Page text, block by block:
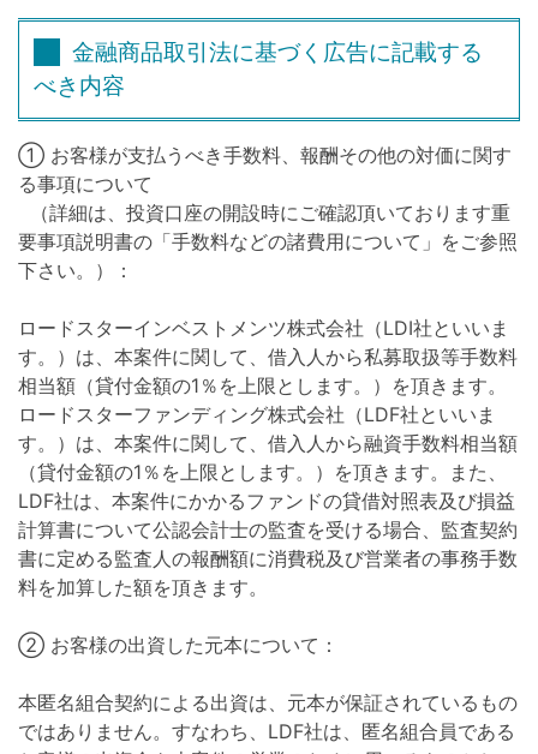
金融商品取引法に基づく広告に記載する
べき内容
① お客様が支払うべき手数料、報酬その他の対価に関す
る事項について
（詳細は、投資口座の開設時にご確認頂いております重
要事項説明書の「手数料などの諸費用について」をご参照
下さい。）：
ロードスターインベストメンツ株式会社（LDI社といいま
す。）は、本案件に関して、借入人から私募取扱等手数料
相当額（貸付金額の1％を上限とします。）を頂きます。
ロードスターファンディング株式会社（LDF社といいま
す。）は、本案件に関して、借入人から融資手数料相当額
（貸付金額の1％を上限とします。）を頂きます。また、
LDF社は、本案件にかかるファンドの貸借対照表及び損益
計算書について公認会計士の監査を受ける場合、監査契約
書に定める監査人の報酬額に消費税及び営業者の事務手数
料を加算した額を頂きます。
② お客様の出資した元本について：
本匿名組合契約による出資は、元本が保証されているもの
ではありません。すなわち、LDF社は、匿名組合員である